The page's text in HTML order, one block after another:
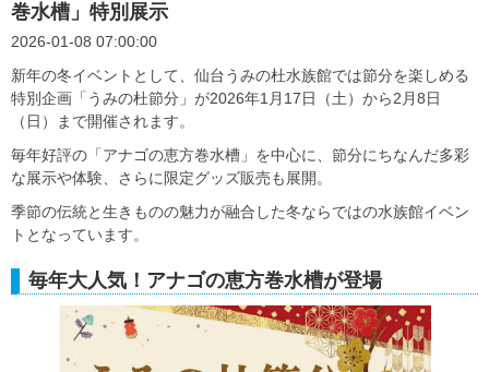
巻水槽」特別展示
2026-01-08 07:00:00
新年の冬イベントとして、仙台うみの杜水族館では節分を楽しめる
特別企画「うみの杜節分」が2026年1月17日（土）から2月8日
（日）まで開催されます。
毎年好評の「アナゴの恵方巻水槽」を中心に、節分にちなんだ多彩
な展示や体験、さらに限定グッズ販売も展開。
季節の伝統と生きものの魅力が融合した冬ならではの水族館イベン
トとなっています。
毎年大人気！アナゴの恵方巻水槽が登場